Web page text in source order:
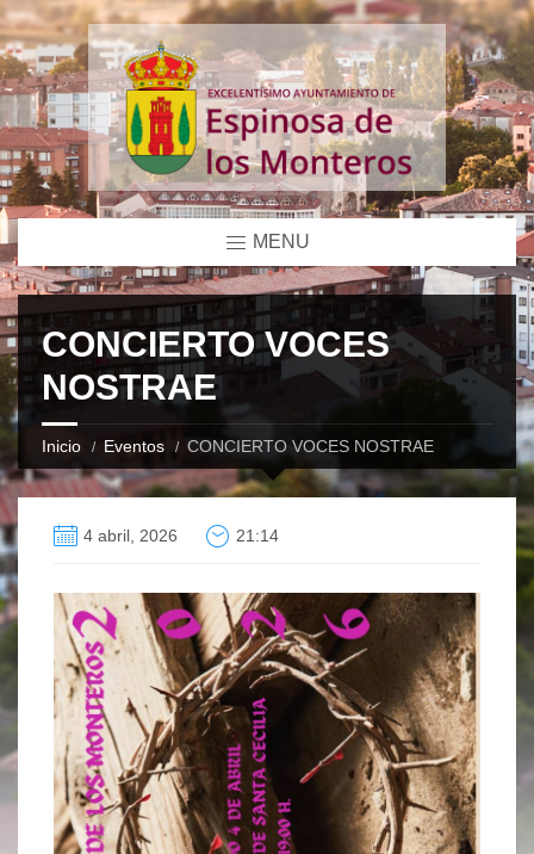
MENU
CONCIERTO VOCES
NOSTRAE
Inicio Eventos CONCIERTO VOCES NOSTRAE
4 abril, 2026 21:14